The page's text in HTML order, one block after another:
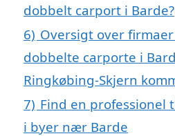
dobbelt carport i Barde?
6) Oversigt over
dobbelte carporte i
Ringkøbing-Skjern
7) Find en professionel
i byer nær Barde